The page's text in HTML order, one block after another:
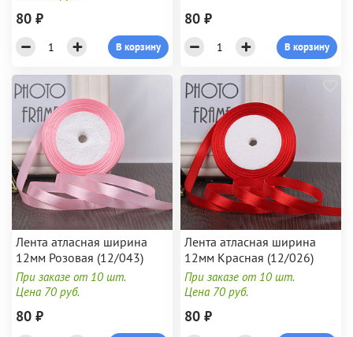
80 ₽
В корзину
80 ₽
В корзину
Лента атласная ширина
12мм Розовая (12/043)
При заказе от 10 шт.
Цена 70 руб.
80 ₽
Лента атласная ширина
12мм Красная (12/026)
При заказе от 10 шт.
Цена 70 руб.
80 ₽